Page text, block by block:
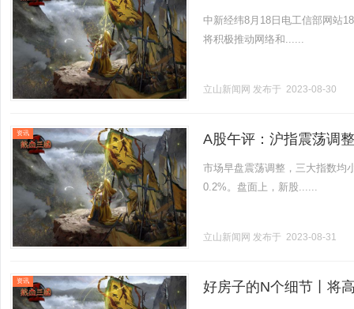
中新经纬8月18日电工信部网站
将积极推动网络和......
立山新闻网 发布于 2023-08-30
资讯 A股午评：沪指震荡调
市场早盘震荡调整，三大指数均
0.2%。盘面上，新股......
立山新闻网 发布于 2023-08-31
资讯 好房子的N个细节丨将